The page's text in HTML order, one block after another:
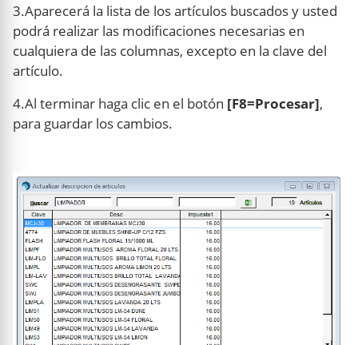
3.Aparecerá la lista de los artículos buscados y usted
podrá realizar las modificaciones necesarias en
cualquiera de las columnas, excepto en la clave del
artículo.
4.Al terminar haga clic en el botón [F8=Procesar],
para guardar los cambios.